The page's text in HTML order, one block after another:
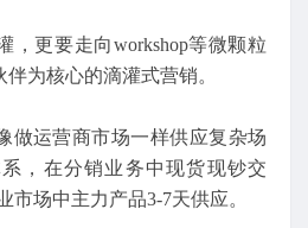
，更要走向workshop等微颗粒
为核心的滴灌式营销。
做运营商市场一样供应复杂场
，在分销业务中现货现钞交
市场中主力产品3-7天供应。